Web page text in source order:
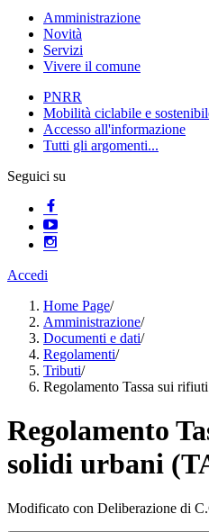
Amministrazione
Novità
Servizi
Vivere il comune
PNRR
Mobilità ciclabile e
Accesso all'informazione
Tutti gli argomenti...
Seguici su
Accedi
Home Page/
Amministrazione/
Documenti e dati/
Regolamenti/
Tributi/
Regolamento Tassa sui
Regolamento
solidi urbani
Modificato con Deliberazione di